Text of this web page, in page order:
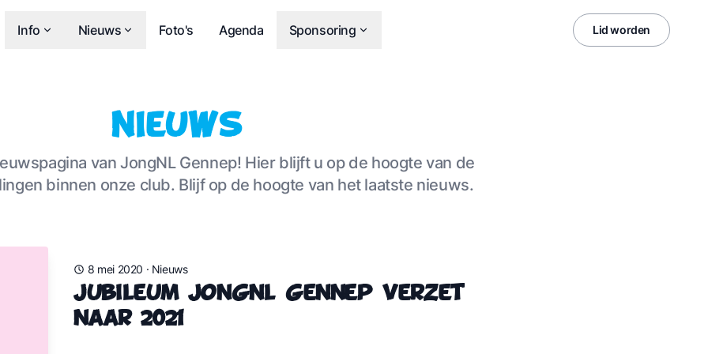
Info Nieuws Foto's Agenda Sponsoring Lid worden
Nieuws
van JongNL Gennep! Hier blijft u op de hoogte van de
binnen onze club. Blijf op de hoogte van het laatste nieuws.
8 mei 2020 · Nieuws
Jubileum JongNL Gennep verzet
naar 2021